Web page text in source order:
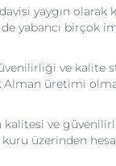
yaygın olarak
yabancı birçok
ve kalite
Alman üretimi
ve
üzerinden